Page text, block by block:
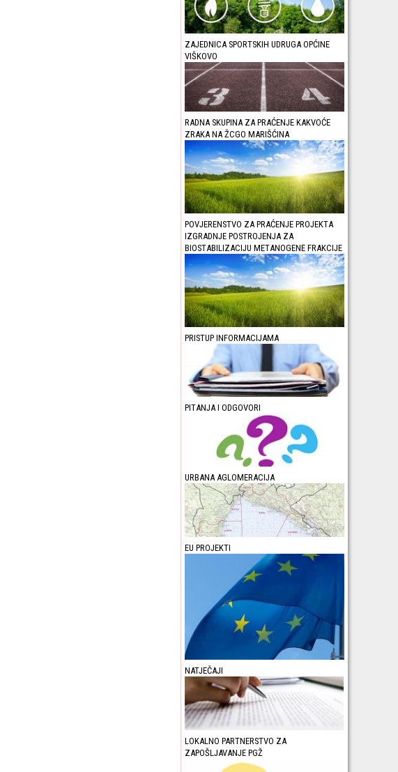
ZAJEDNICA SPORTSKIH UDRUGA OPĆINE
VIŠKOVO
RADNA SKUPINA ZA PRAĆENJE KAKVOĆE
ZRAKA NA ŽCGO MARIŠĆINA
POVJERENSTVO ZA PRAĆENJE PROJEKTA
IZGRADNJE POSTROJENJA ZA
BIOSTABILIZACIJU METANOGENE FRAKCIJE
PRISTUP INFORMACIJAMA
PITANJA I ODGOVORI
URBANA AGLOMERACIJA
EU PROJEKTI
NATJEČAJI
LOKALNO PARTNERSTVO ZA
ZAPOŠLJAVANJE PGŽ